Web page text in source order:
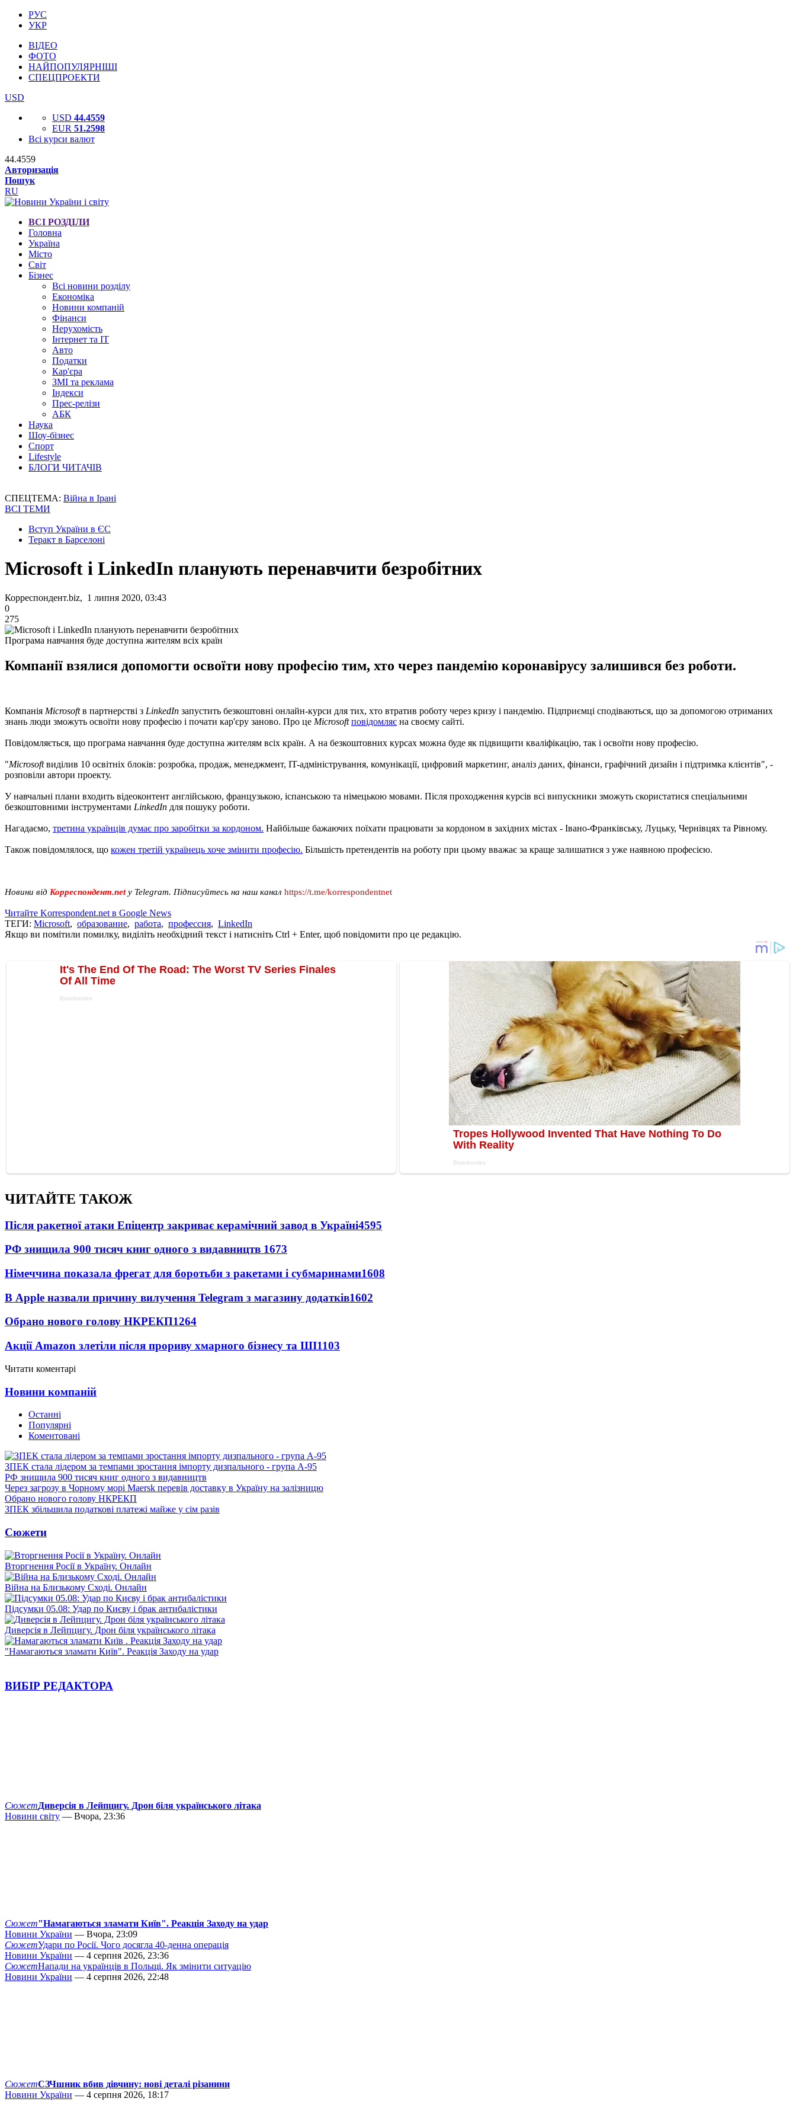
РУС
УКР
ВІДЕО
ФОТО
НАЙПОПУЛЯРНІШІ
СПЕЦПРОЕКТИ
USD
USD 44.4559
EUR 51.2598
Всі курси валют
44.4559
Авторизація
Пошук
RU
ВСІ РОЗДІЛИ
Головна
Україна
Місто
Світ
Бізнес
Всі новини розділу
Економіка
Новини компаній
Фінанси
Нерухомість
Інтернет та IT
Авто
Податки
Кар'єра
ЗМІ та реклама
Індекси
Прес-релізи
АБК
Наука
Шоу-бізнес
Спорт
Lifestyle
БЛОГИ ЧИТАЧІВ
СПЕЦТЕМА: Війна в Ірані
ВСІ ТЕМИ
Вступ України в ЄС
Теракт в Барселоні
Microsoft і LinkedIn планують перенавчити безробітних
Корреспондент.biz, 1 липня 2020, 03:43
0
275
Програма навчання буде доступна жителям всіх країн
Компанії взялися допомогти освоїти нову професію тим, хто через пандемію коронавірусу залишився без роботи.
Компанія Microsoftв партнерстві з LinkedIn запустить безкоштовні онлайн-курси для тих, хто втратив роботу через кризу і пандемію. Підприємці сподіваються, що за допомогою отриманих
знань люди зможуть освоїти нову професію і почати кар'єру заново. Про це Microsoft повідомляє на своєму сайті.
Повідомляється, що програма навчання буде доступна жителям всіх країн. А на безкоштовних курсах можна буде як підвищити кваліфікацію, так і освоїти нову професію.
"Microsoftвиділив 10 освітніх блоків: розробка, продаж, менеджмент, IT-адміністрування, комунікації, цифровий маркетинг, аналіз даних, фінанси, графічний дизайн і підтримка клієнтів", -
розповіли автори проекту.
У навчальні плани входить відеоконтент англійською, французькою, іспанською та німецькою мовами. Після проходження курсів всі випускники зможуть скористатися спеціальними
безкоштовними інструментами LinkedIn для пошуку роботи.
Нагадаємо, третина українців думає про заробітки за кордоном. Найбільше бажаючих поїхати працювати за кордоном в західних містах - Івано-Франківську, Луцьку, Чернівцях та Рівному.
Також повідомлялося, що кожен третій українець хоче змінити професію. Більшість претендентів на роботу при цьому вважає за краще залишатися з уже наявною професією.
Новини від Корреспондент.net у Telegram. Підписуйтесь на наш канал https://t.me/korrespondentnet
Читайте Korrespondent.net в Google News
ТЕГИ: Microsoft, образование, работа, профессия, LinkedIn
Якщо ви помітили помилку, виділіть необхідний текст і натисніть Ctrl + Enter, щоб повідомити про це редакцію.
ЧИТАЙТЕ ТАКОЖ
Після ракетної атаки Епіцентр закриває керамічний завод в Україні4595
РФ знищила 900 тисяч книг одного з видавництв 1673
Німеччина показала фрегат для боротьби з ракетами і субмаринами1608
В Apple назвали причину вилучення Telegram з магазину додатків1602
Обрано нового голову НКРЕКП1264
Акції Amazon злетіли після прориву хмарного бізнесу та ШІ1103
Читати коментарі
Новини компаній
Останні
Популярні
Коментовані
ЗПЕК стала лідером за темпами зростання імпорту дизпального - група А-95
РФ знищила 900 тисяч книг одного з видавництв
Через загрозу в Чорному морі Maersk перевів доставку в Україну на залізницю
Обрано нового голову НКРЕКП
ЗПЕК збільшила податкові платежі майже у сім разів
Сюжети
Вторгнення Росії в Україну. Онлайн
Війна на Близькому Сході. Онлайн
Підсумки 05.08: Удар по Києву і брак антибалістики
Диверсія в Лейпцигу. Дрон біля українського літака
"Намагаються зламати Київ". Реакція Заходу на удар
ВИБІР РЕДАКТОРА
СюжетДиверсія в Лейпцигу. Дрон біля українського літака
Новини світу — Вчора, 23:36
Сюжет"Намагаються зламати Київ". Реакція Заходу на удар
Новини України — Вчора, 23:09
СюжетУдари по Росії. Чого досягла 40-денна операція
Новини України — 4 серпня 2026, 23:36
СюжетНапади на українців в Польщі. Як змінити ситуацію
Новини України — 4 серпня 2026, 22:48
СюжетСЗЧшник вбив дівчину: нові деталі різанини
Новини України — 4 серпня 2026, 18:17